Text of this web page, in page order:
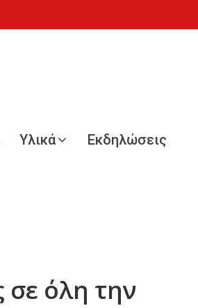
Υλικά Εκδηλώσεις
όλη την